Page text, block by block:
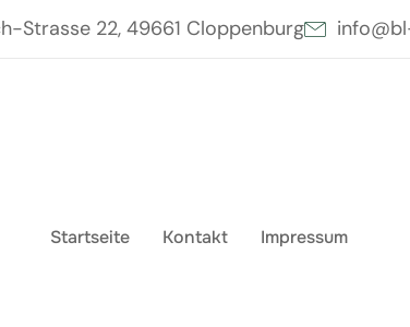
Strasse 22, 49661 Cloppenburg
Startseite Kontakt Impressum